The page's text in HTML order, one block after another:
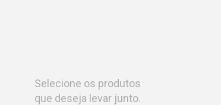
Selecione os produtos
que deseja levar junto.